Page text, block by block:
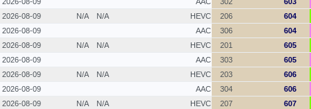
604
206
HEVC
N/A
N/A
2026-08-09
604
306
AAC
2026-08-09
605
201
HEVC
N/A
N/A
2026-08-09
605
303
AAC
2026-08-09
606
203
HEVC
N/A
N/A
2026-08-09
606
304
AAC
2026-08-09
607
207
HEVC
N/A
N/A
2026-08-09